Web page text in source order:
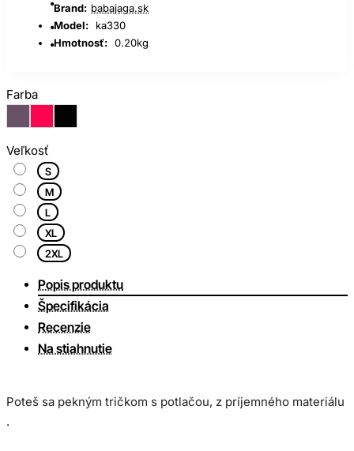
Brand: babajaga.sk
Model:
ka330
Hmotnosť: 0.20kg
Farba
Veľkosť
S
M
L
XL
2XL
Popis produktu
Špecifikácia
Recenzie
Na stiahnutie
Poteš sa pekným tričkom s potlačou, z príjemného materiálu
.